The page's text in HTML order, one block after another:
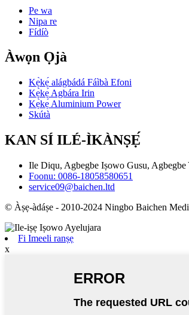
Pe wa
Nipa re
Fídíò
Àwọn Ọjà
Kẹ̀kẹ́ alágbádá Fáìbà Efoni
Kẹ̀kẹ́ Agbára Irin
Kẹ̀kẹ́ Aluminium Power
Skútà
KAN SÍ ILÉ-ÌKÀNṢẸ́
Ile Diqu, Agbegbe Iṣowo Gusu,
Foonu: 0086-18058580651
service09@baichen.ltd
© Àṣẹ-àdáṣe - 2010-2024 Ningbo Baichen
Fi Imeeli ranṣẹ
x